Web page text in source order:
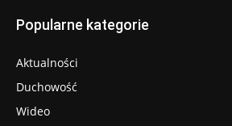
Popularne kategorie
Aktualności
Duchowość
Wideo